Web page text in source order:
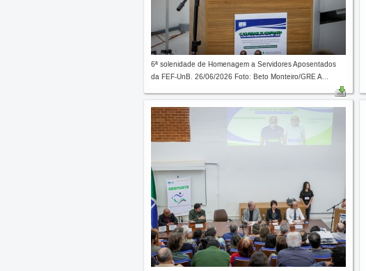
6ª solenidade de Homenagem a Servidores Aposentados
da FEF-UnB. 26/06/2026 Foto: Beto Monteiro/GRE A...